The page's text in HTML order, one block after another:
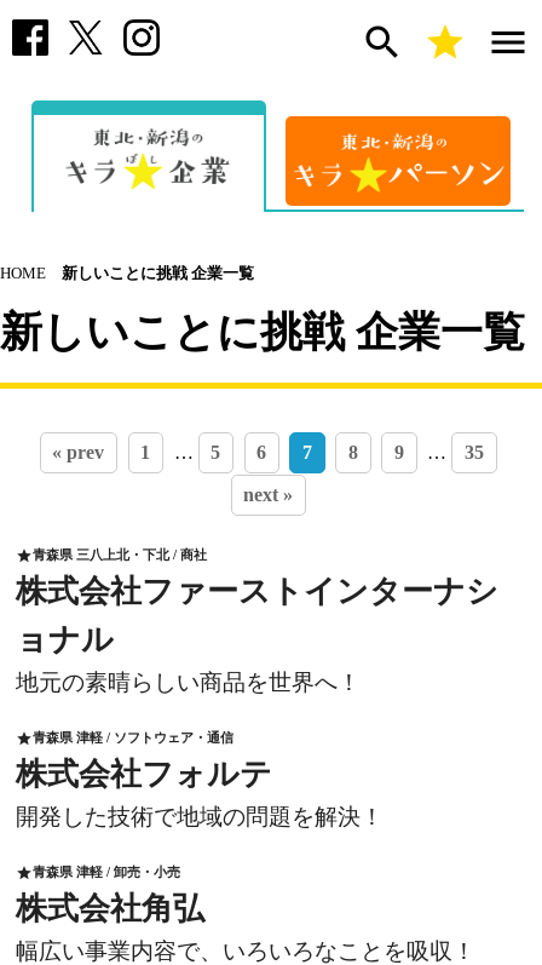
search star menu
HOME 新しいことに挑戦 企業一覧
新しいことに挑戦 企業一覧
« prev 1 … 5 6 7 8 9 … 35
next »
star青森県 三八上北・下北 / 商社
株式会社ファーストインターナシ
ョナル
地元の素晴らしい商品を世界へ！
star青森県 津軽 / ソフトウェア・通信
株式会社フォルテ
開発した技術で地域の問題を解決！
star青森県 津軽 / 卸売・小売
株式会社角弘
幅広い事業内容で、いろいろなことを吸収！